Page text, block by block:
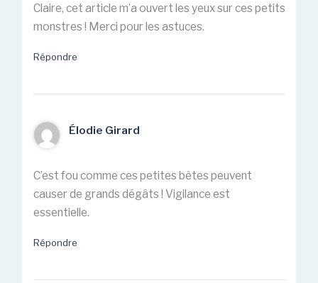
Claire, cet article m’a ouvert les yeux sur ces petits
monstres ! Merci pour les astuces.
Répondre
Élodie Girard
C’est fou comme ces petites bêtes peuvent
causer de grands dégâts ! Vigilance est
essentielle.
Répondre